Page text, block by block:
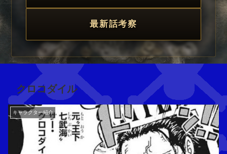
最新話考察
クロコダイル
キャラクター紹介